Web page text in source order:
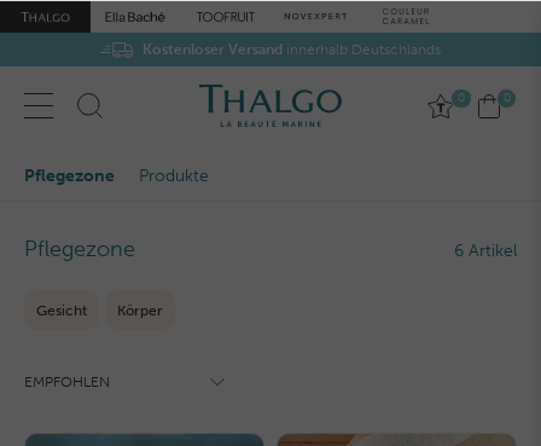
Kostenloser Versand innerhalb Deutschlands
0 0
Pflegezone Produkte
Pflegezone 6 Artikel
Gesicht Körper